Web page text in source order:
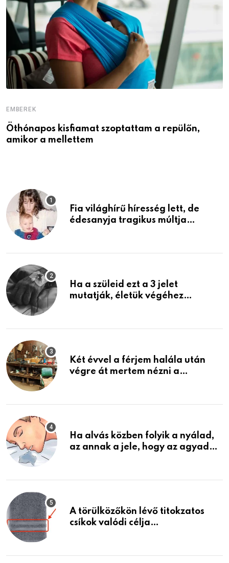
EMBEREK
Öthónapos kisfiamat szoptattam a repülőn,
amikor a mellettem
Fia világhírű híresség lett, de
édesanyja tragikus múltja
Ha a szüleid ezt a 3 jelet
mutatják, életük végéhez
Két évvel a férjem halála után
végre át mertem nézni a
életemet
Ha alvás közben folyik a nyálad,
az annak a jele, hogy az agyad…
A törülközőkön lévő titokzatos
csíkok valódi célja…